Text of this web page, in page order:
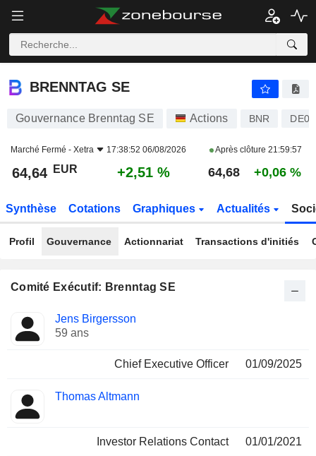
BRENNTAG SE
BRENNTAG SE
Gouvernance Brenntag SE Actions BNR
Marché Fermé - Xetra 17:38:52 06/08/2026 Après clôture 21:59:57
64,64 EUR +2,51 % 64,68 +0,06 %
Synthèse Cotations Graphiques Actualités
Profil Gouvernance Actionnariat Transactions d'initiés
Comité Exécutif: Brenntag SE
Dirigeant
Fonctions
occupées
Jens Birgersson
59 ans
Chief Executive Officer 01/09/2025
Thomas Altmann
Investor Relations Contact 01/01/2021